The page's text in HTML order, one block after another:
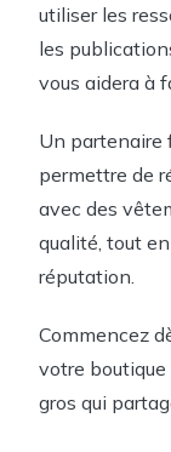
utiliser les
les
vous aidera à
Un partenaire
permettre de
avec des
qualité, tout
réputation.
Commencez
votre boutique
gros qui